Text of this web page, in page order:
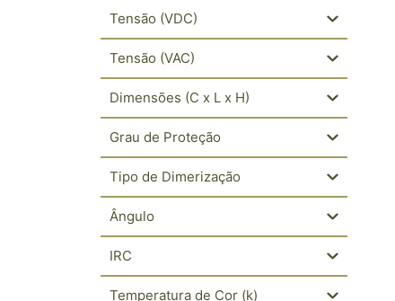
Tensão (VDC)
Tensão (VAC)
Dimensões (C x L x H)
Grau de Proteção
Tipo de Dimerização
Ângulo
IRC
Temperatura de Cor (k)